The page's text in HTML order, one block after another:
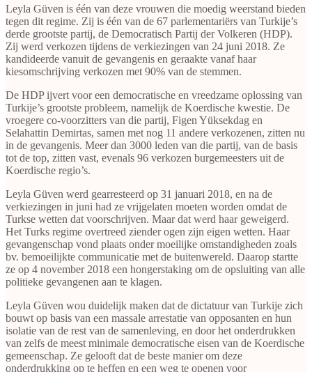
Leyla Güven is één van deze vrouwen die moedig weerstand bieden
tegen dit regime. Zij is één van de 67 parlementariërs van Turkije’s
derde grootste partij, de Democratisch Partij der Volkeren (HDP).
Zij werd verkozen tijdens de verkiezingen van 24 juni 2018. Ze
kandideerde vanuit de gevangenis en geraakte vanaf haar
kiesomschrijving verkozen met 90% van de stemmen.
De HDP ijvert voor een democratische en vreedzame oplossing van
Turkije’s grootste probleem, namelijk de Koerdische kwestie. De
vroegere co-voorzitters van die partij, Figen Yüksekdag en
Selahattin Demirtas, samen met nog 11 andere verkozenen, zitten nu
in de gevangenis. Meer dan 3000 leden van die partij, van de basis
tot de top, zitten vast, evenals 96 verkozen burgemeesters uit de
Koerdische regio’s.
Leyla Güven werd gearresteerd op 31 januari 2018, en na de
verkiezingen in juni had ze vrijgelaten moeten worden omdat de
Turkse wetten dat voorschrijven. Maar dat werd haar geweigerd.
Het Turks regime overtreed ziender ogen zijn eigen wetten. Haar
gevangenschap vond plaats onder moeilijke omstandigheden zoals
bv. bemoeilijkte communicatie met de buitenwereld. Daarop startte
ze op 4 november 2018 een hongerstaking om de opsluiting van alle
politieke gevangenen aan te klagen.
Leyla Güven wou duidelijk maken dat de dictatuur van Turkije zich
bouwt op basis van een massale arrestatie van opposanten en hun
isolatie van de rest van de samenleving, en door het onderdrukken
van zelfs de meest minimale democratische eisen van de Koerdische
gemeenschap. Ze gelooft dat de beste manier om deze
onderdrukking op te heffen en een weg te openen voor